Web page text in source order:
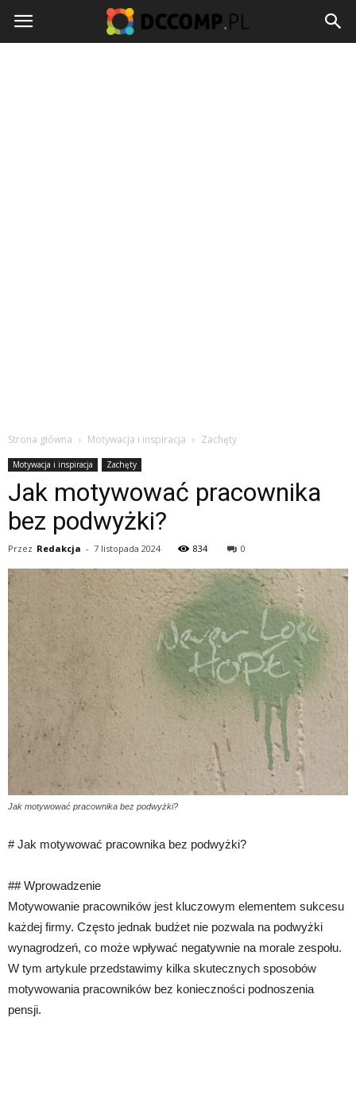
Strona główna Motywacja i inspiracja Zachęty
Motywacja i inspiracja Zachęty
Jak motywować pracownika
bez podwyżki?
Przez Redakcja - 7 listopada 2024 834 0
Jak motywować pracownika bez podwyżki?
# Jak motywować pracownika bez podwyżki?
## Wprowadzenie
Motywowanie pracowników jest kluczowym elementem sukcesu
każdej firmy. Często jednak budżet nie pozwala na podwyżki
wynagrodzeń, co może wpływać negatywnie na morale zespołu.
W tym artykule przedstawimy kilka skutecznych sposobów
motywowania pracowników bez konieczności podnoszenia
pensji.